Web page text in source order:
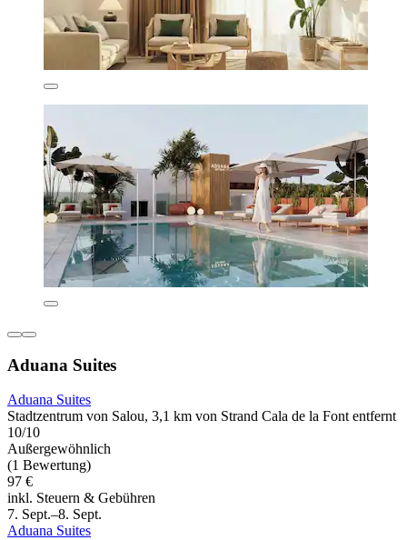
Aduana Suites
Aduana Suites
Stadtzentrum von Salou, 3,1 km von Strand Cala de la Font entfernt
10/10
Außergewöhnlich
(1 Bewertung)
97 €
inkl. Steuern & Gebühren
7. Sept.–8. Sept.
Aduana Suites